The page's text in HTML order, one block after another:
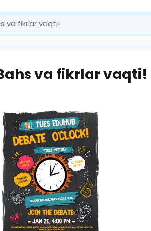
va fikrlar vaqti!
Bahs va fikrlar vaqti!